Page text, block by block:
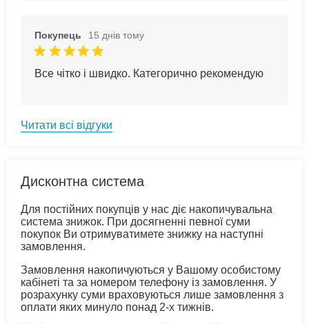
Покупець 15 днів тому
Все чітко і швидко. Категорично рекомендую
Читати всі відгуки
Дисконтна система
Для постійних покупців у нас діє накопичувальна
система знижок. При досягненні певної суми
покупок Ви отримуватимете знижку на наступні
замовлення.
Замовлення накопичуються у Вашому особистому
кабінеті та за номером телефону із замовлення. У
розрахунку суми враховуються лише замовлення з
оплати яких минуло понад 2-х тижнів.